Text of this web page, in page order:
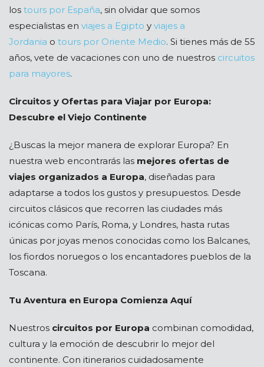
los tours por España, sin olvidar que somos
especialistas en viajes a Egipto y viajes a
Jordania o tours por Oriente Medio. Si tienes más de 55
años, vete de vacaciones con uno de nuestros circuitos
para mayores.
Circuitos y Ofertas para Viajar por Europa:
Descubre el Viejo Continente
¿Buscas la mejor manera de explorar Europa? En
nuestra web encontrarás las mejores ofertas de
viajes organizados a Europa, diseñadas para
adaptarse a todos los gustos y presupuestos. Desde
circuitos clásicos que recorren las ciudades más
icónicas como París, Roma, y Londres, hasta rutas
únicas por joyas menos conocidas como los Balcanes,
los fiordos noruegos o los encantadores pueblos de la
Toscana.
Tu Aventura en Europa Comienza Aquí
Nuestros circuitos por Europa combinan comodidad,
cultura y la emoción de descubrir lo mejor del
continente. Con itinerarios cuidadosamente